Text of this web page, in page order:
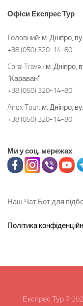
Офіси Експрес Тур
Головний: м. Дніпро,
+38 (050) 320-14-80
Coral Travel: м. Дніпро,
"Караван"
+38 (050) 320-14-80
Anex Tour: м. Дніпро,
+38 (050) 320-14-80
Ми у соц. мережах
Наш Чат Бот для
Політика
Експрес Тур ©